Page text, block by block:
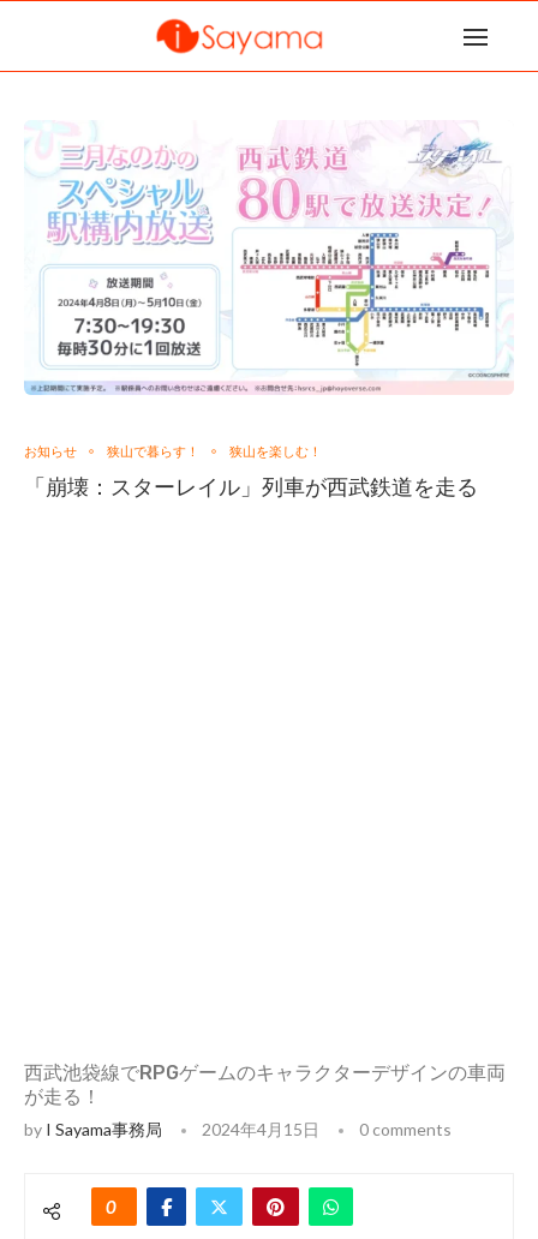
お知らせ 狭山で暮らす！ 狭山を楽しむ！
「崩壊：スターレイル」列車が西武鉄道を走る
西武池袋線でRPGゲームのキャラクターデザインの車両
が走る！
by I Sayama事務局 2024年4月15日 0 comments
0